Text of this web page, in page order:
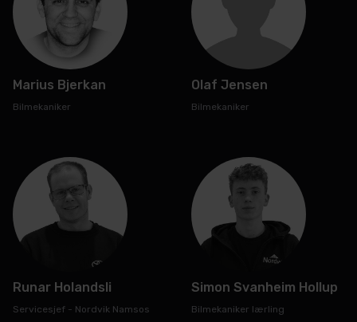
Marius Bjerkan
Bilmekaniker
Olaf Jensen
Bilmekaniker
Runar Holandsli
Servicesjef - Nordvik Namsos
Simon Svanheim Hollup
Bilmekaniker lærling